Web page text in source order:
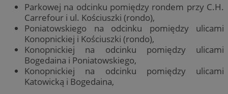
Parkowej na odcinku pomiędzy rondem przy C.H.
Carrefour i ul. Kościuszki (rondo),
Poniatowskiego na odcinku pomiędzy ulicami
Konopnickiej i Kościuszki (rondo),
Konopnickiej na odcinku pomiędzy ulicami
Bogedaina i Poniatowskiego,
Konopnickiej na odcinku pomiędzy ulicami
Katowicką i Bogedaina,